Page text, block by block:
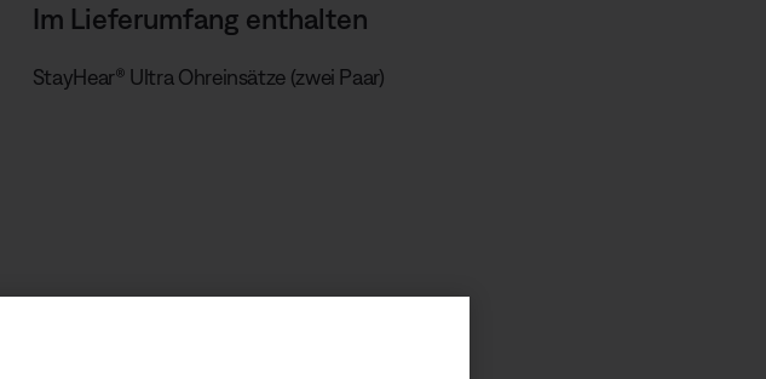
Im Lieferumfang enthalten
StayHear® Ultra Ohreinsätze (zwei Paar)